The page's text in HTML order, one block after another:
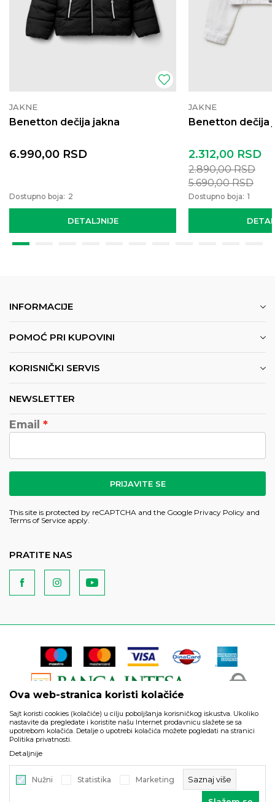
JAKNE
Benetton dečija jakna
DETALJNIJE
6.990,00 RSD
Dostupno boja: 2
JAKNE
Benetton dečija
2.312,00 RSD
2.890,00RSD
5.690,00RSD
Dostupno boja: 1
INFORMACIJE
POMOĆ PRI KUPOVINI
KORISNIČKI SERVIS
NEWSLETTER
Email
PRIJAVITE SE
This site is protected by reCAPTCHA and the Google Privacy Policy and
Terms of Service apply.
PRATITE NAS
artikli prikazani na sajtu su deo naše ponude i ne podrazumeva
da su dostupni u svakom trenutku.
, IzradaNB SOFT. Sva prava
Ova web-stranica koristi kolačiće
Sajt koristi cookies (kolačiće) u cilju poboljšanja korisničkog iskustva. Ukoliko
nastavite da pregledate i koristite našu Internet prodavnicu slažete se sa
upotrebom kolačića. Detalje o upotrebi kolačića možete pogledati na stranici
Politika privatnosti.
Detaljnije
Nužni Statistika Marketing Saznaj više